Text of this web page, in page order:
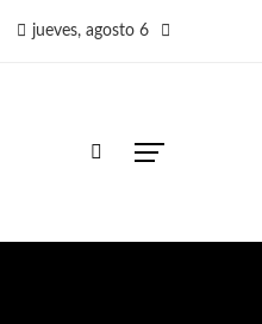
jueves, agosto 6